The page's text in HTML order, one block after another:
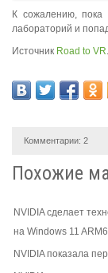
К сожалению, пока
лабораторий и
Источник Road to VR.
Комментарии: 2
Похожие
NVIDIA сделает
на Windows 11
NVIDIA показала